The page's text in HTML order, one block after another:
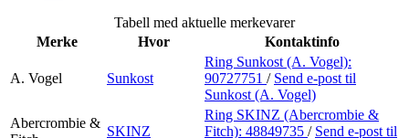
Praktisk informasjon
Ledige stillinger
Magasin
Tabell med aktuelle merkevarer
Merke
Hvor Kontaktinfo
A. Vogel Sunkost
Ring Sunkost (A. Vogel):
90727751 / Send e-post til
Sunkost (A. Vogel)
Abercrombie &
SKINZ
Ring SKINZ (Abercrombie &
Fitch): 48849735 / Send e-post til